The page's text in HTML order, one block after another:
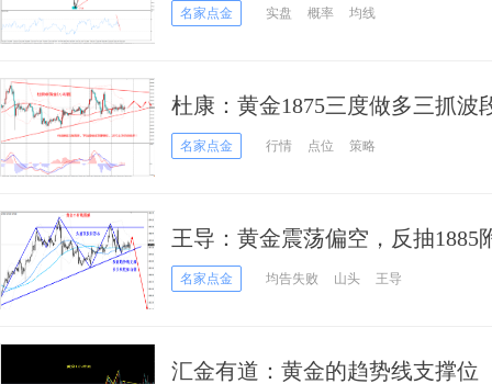
名家点金 实盘 概率 均线
杜康：黄金1875三度做多三抓波
名家点金 行情 点位 策略
王导：黄金震荡偏空，反抽1885
名家点金 均告失败 山头 王导
汇金有道：黄金的趋势线支撑位